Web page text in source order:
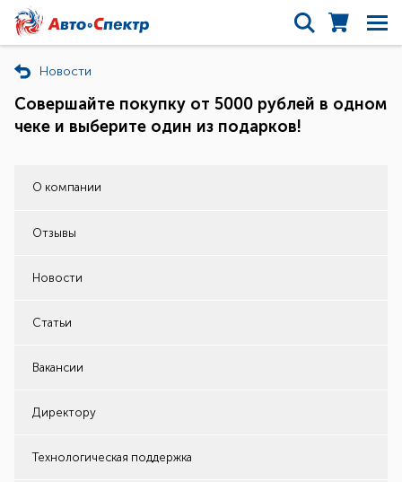
Новости
Совершайте покупку от 5000 рублей в одном
чеке и выберите один из подарков!
О компании
Отзывы
Новости
Статьи
Вакансии
Директору
Технологическая поддержка